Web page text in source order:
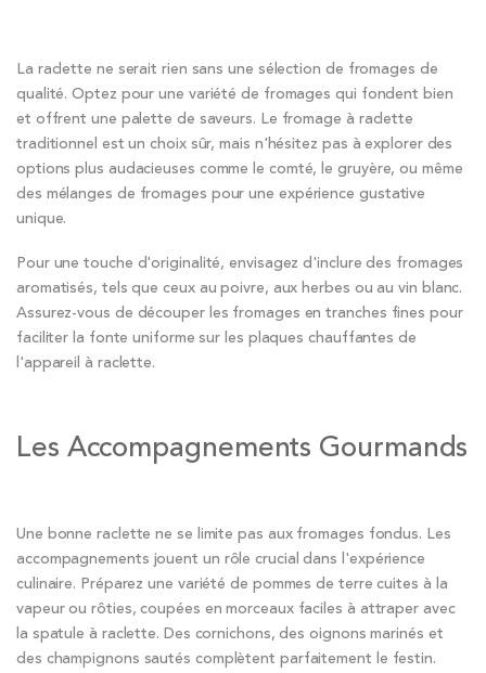
La raclette ne serait rien sans une sélection de fromages de
qualité. Optez pour une variété de fromages qui fondent bien
et offrent une palette de saveurs. Le fromage à raclette
traditionnel est un choix sûr, mais n'hésitez pas à explorer des
options plus audacieuses comme le comté, le gruyère, ou même
des mélanges de fromages pour une expérience gustative
unique.
Pour une touche d'originalité, envisagez d'inclure des fromages
aromatisés, tels que ceux au poivre, aux herbes ou au vin blanc.
Assurez-vous de découper les fromages en tranches fines pour
faciliter la fonte uniforme sur les plaques chauffantes de
l'appareil à raclette.
Les Accompagnements Gourmands
Une bonne raclette ne se limite pas aux fromages fondus. Les
accompagnements jouent un rôle crucial dans l'expérience
culinaire. Préparez une variété de pommes de terre cuites à la
vapeur ou rôties, coupées en morceaux faciles à attraper avec
la spatule à raclette. Des cornichons, des oignons marinés et
des champignons sautés complètent parfaitement le festin.